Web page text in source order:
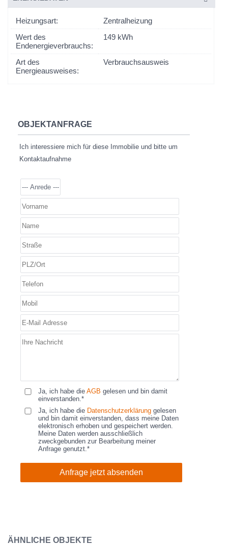
Heizungsart:
Zentralheizung
Wert des
Endenergieverbrauchs:
149 kWh
Art des
Energieausweises:
Verbrauchsausweis
OBJEKTANFRAGE
Ich interessiere mich für diese Immobilie und bitte um
Kontaktaufnahme
Ja, ich habe die AGB gelesen und bin damit
einverstanden.*
Ja, ich habe die Datenschutzerklärung gelesen
und bin damit einverstanden, dass meine Daten
elektronisch erhoben und gespeichert werden.
Meine Daten werden ausschließlich
zweckgebunden zur Bearbeitung meiner
Anfrage genutzt.*
Anfrage jetzt absenden
ÄHNLICHE OBJEKTE